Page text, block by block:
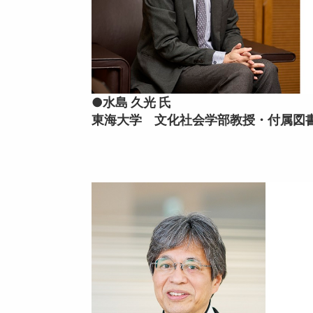
●水島 久光 氏
東海大学 文化社会学部教授・付属図